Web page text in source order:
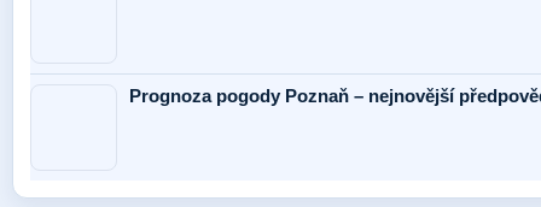
Prognoza pogody Poznaň – nejnovější